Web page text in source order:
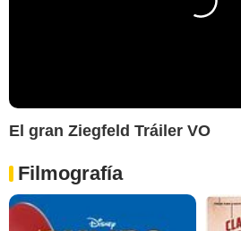
El gran Ziegfeld Tráiler VO
Filmografía